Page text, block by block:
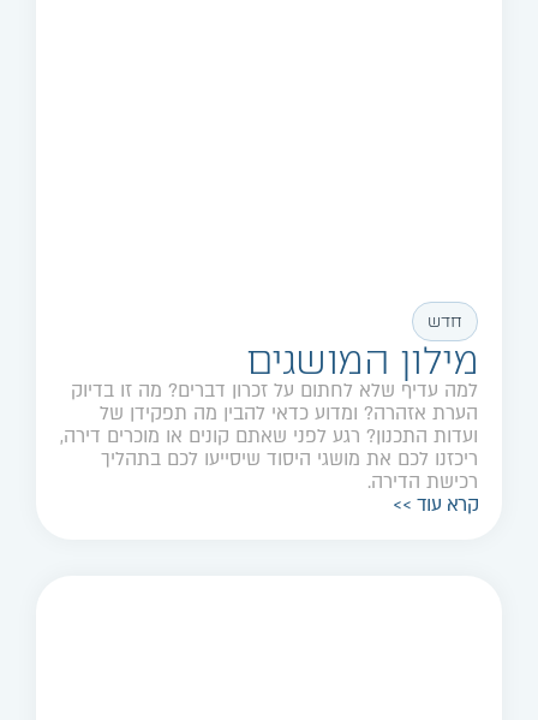
חדש
מילון המושגים
למה עדיף שלא לחתום על זכרון דברים? מה זו בדיוק
הערת אזהרה? ומדוע כדאי להבין מה תפקידן של
ועדות התכנון? רגע לפני שאתם קונים או מוכרים דירה,
ריכזנו לכם את מושגי היסוד שיסייעו לכם בתהליך
רכישת הדירה.
קרא עוד >>